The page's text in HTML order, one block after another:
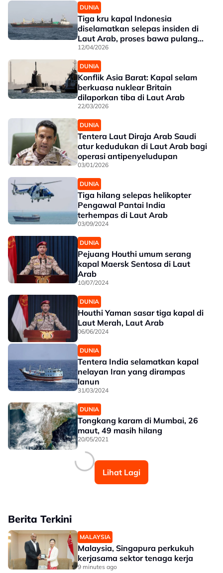
DUNIA
Tiga kru kapal Indonesia
diselamatkan selepas insiden di
Laut Arab, proses bawa pulang
diuruskan
12/04/2026
DUNIA
Konflik Asia Barat: Kapal selam
berkuasa nuklear Britain
dilaporkan tiba di Laut Arab
22/03/2026
DUNIA
Tentera Laut Diraja Arab Saudi
atur kedudukan di Laut Arab bagi
operasi antipenyeludupan
03/01/2026
DUNIA
Tiga hilang selepas helikopter
Pengawal Pantai India
terhempas di Laut Arab
03/09/2024
DUNIA
Pejuang Houthi umum serang
kapal Maersk Sentosa di Laut
Arab
10/07/2024
DUNIA
Houthi Yaman sasar tiga kapal di
Laut Merah, Laut Arab
06/06/2024
DUNIA
Tentera India selamatkan kapal
nelayan Iran yang dirampas
lanun
31/03/2024
DUNIA
Tongkang karam di Mumbai, 26
maut, 49 masih hilang
20/05/2021
Lihat Lagi
Berita Terkini
MALAYSIA
Malaysia, Singapura perkukuh
kerjasama sektor tenaga kerja
9 minutes ago